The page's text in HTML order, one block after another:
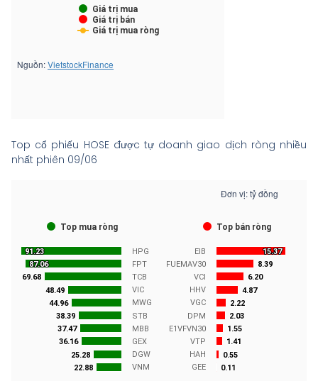
Top cổ phiếu HOSE được tự doanh giao dịch ròng nhiều
nhất phiên 09/06